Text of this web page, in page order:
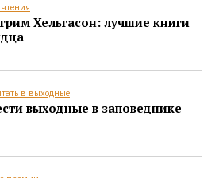
Хельгасон: лучшие книги
в выходные
выходные в заповеднике